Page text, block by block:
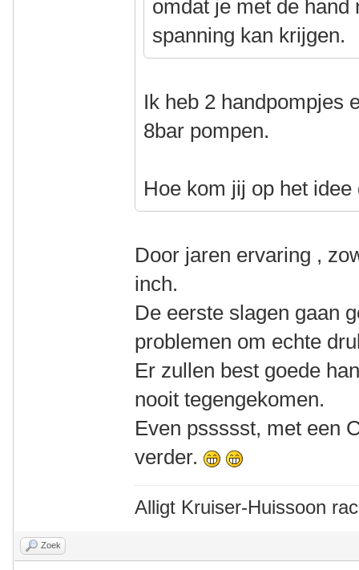
omdat je met de hand
spanning kan krijgen.
Ik heb 2 handpompjes
8bar pompen.
Hoe kom jij op het
Door jaren ervaring ,
inch.
De eerste slagen gaan
problemen om echte
Er zullen best goede
nooit tegengekomen.
Even pssssst, met een
verder.
Alligt Kruiser-Huissoon
Zoek